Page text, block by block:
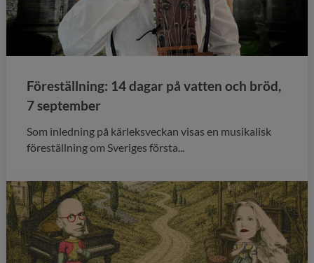
Föreställning: 14 dagar på vatten och bröd,
7 september
Som inledning på kärleksveckan visas en musikalisk
föreställning om Sveriges första...